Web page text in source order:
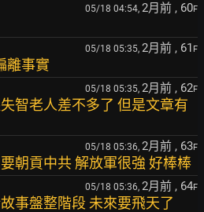
05/18 04:54, 2月前 , 60F
05/18 05:35, 2月前 , 61 F
離事實
05/18 05:35, 2月前 , 62F
智老人差不多了 但是文章有
05/18 05:36, 2月前 , 63F
朝貢中共 解放軍很強 好棒棒
05/18 05:36, 2月前 , 64F
事盤整階段 未來要飛天了